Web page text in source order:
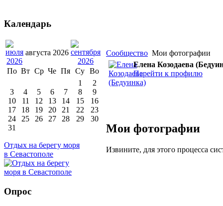
Сообщество Мои фотографии
Елена Козодаева
Перейти к профилю
Мои фотографии
Извините, для этого процесса
Календарь
августа 2026
По Вт Ср Че Пя Су Во
1
2
3
4 5 6 7 8
9
10
11 12 13 14 15
16
17
18 19 20 21 22
23
24
25 26 27 28 29
30
31
Отдых на берегу моря
в Севастополе
Опрос